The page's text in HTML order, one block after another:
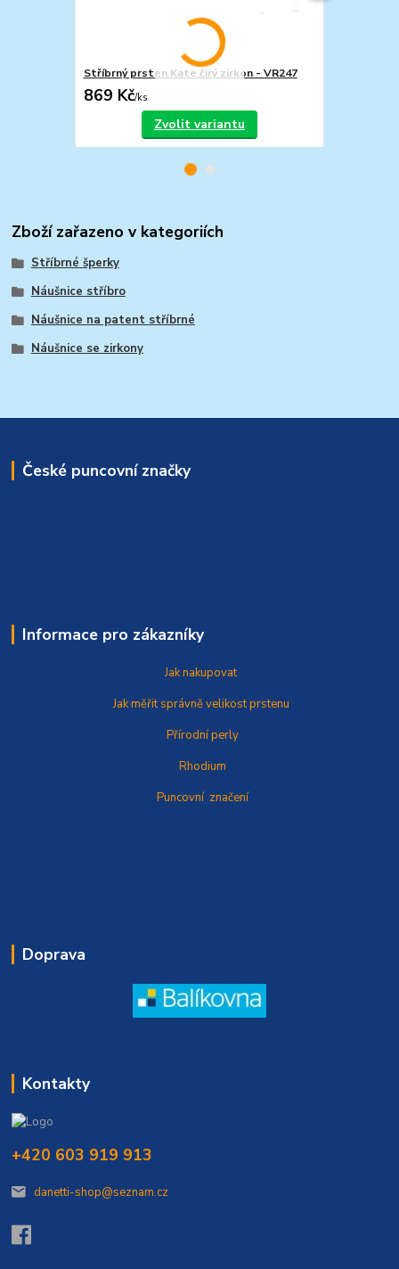
Stříbrný prsten Kate čirý zirkon - VR247
869 Kč/ks
Zvolit variantu
Zboží zařazeno v kategoriích
Stříbrné šperky
Náušnice stříbro
Náušnice na patent stříbrné
Náušnice se zirkony
České puncovní značky
Informace pro zákazníky
Jak nakupovat
Jak měřit správněvelikost prstenu
Přírodní perly
Rhodium
Puncovní značení
Doprava
Kontakty
+420 603 919 913
danetti-shop@seznam.cz